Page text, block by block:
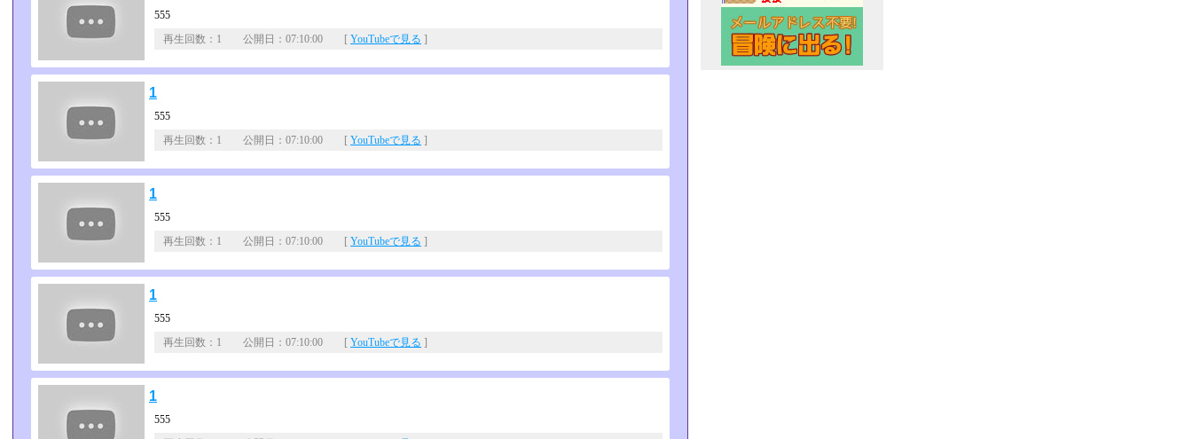
555
再生回数：1 公開日：07:10:00 [ YouTubeで見る ]
1
555
再生回数：1 公開日：07:10:00 [ YouTubeで見る ]
1
555
再生回数：1 公開日：07:10:00 [ YouTubeで見る ]
1
555
再生回数：1 公開日：07:10:00 [ YouTubeで見る ]
1
555